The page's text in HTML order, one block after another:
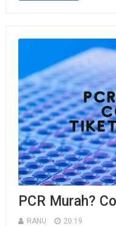
PCR Murah?
RANU 20:19